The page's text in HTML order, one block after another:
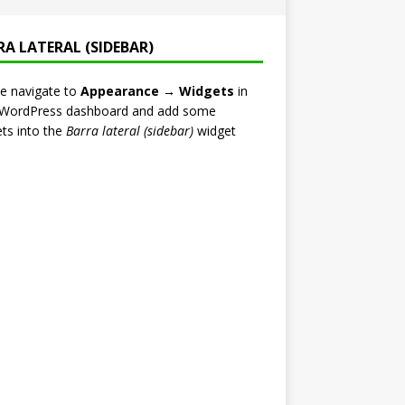
LATERAL (SIDEBAR)
navigate to Appearance → Widgets in
dashboard and add some
into the Barra lateral (sidebar)widget